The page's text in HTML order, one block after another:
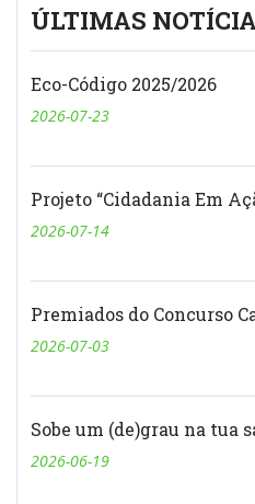
ÚLTIMAS
Eco-Código 2025/2026
2026-07-23
Projeto “Cidadania Em
2026-07-14
Premiados do Concurso
2026-07-03
Sobe um (de)grau na tua
2026-06-19